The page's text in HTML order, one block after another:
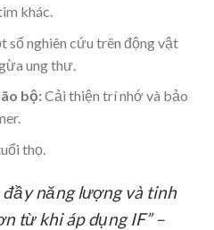
khác.
số nghiên cứu trên động vật
ung thư.
bộ:Cải thiện trí nhớ và bảo
thọ.
đầy năng lượng và tinh
từ khi áp dụng IF” –